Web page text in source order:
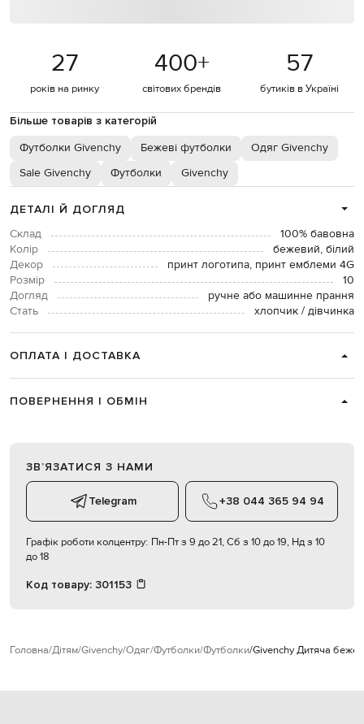
27
років на ринку
400+
світових брендів
57
бутиків в Україні
Більше товарів з категорій
Футболки Givenchy Бежеві футболки
Одяг Givenchy
Sale Givenchy
Футболки Givenchy
ДЕТАЛІ Й ДОГЛЯД
Склад
100% бавовна
Колір
бежевий, білий
Декор
принт логотипа, принт емблеми 4G
Розмір
10
Догляд
ручне або машинне прання
Стать
хлопчик / дівчинка
ОПЛАТА І ДОСТАВКА
ПОВЕРНЕННЯ І ОБМІН
ЗВʼЯЗАТИСЯ З НАМИ
Telegram +38 044 365 94 94
Графік роботи колцентру: Пн-Пт з 9 до 21, Сб з 10 до 19, Нд з 10
до 18
Код товару: 301153
Головна Дітям Givenchy Одяг Футболки Футболки Givenchy Дитяча